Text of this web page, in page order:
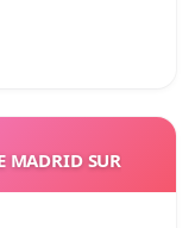
MADRID SUR